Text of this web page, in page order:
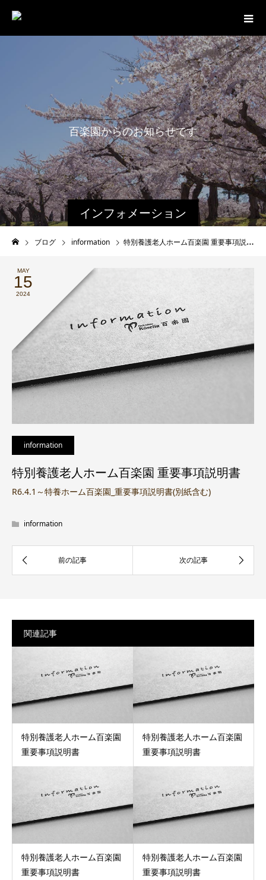
インフォメーション
百楽園からのお知らせです。
ブログ information 特別養護老人ホーム百楽園 重要事項説明書
MAY
15
2024
information
特別養護老人ホーム百楽園 重要事項説明書
R6.4.1～特養ホーム百楽園_重要事項説明書(別紙含む)
information
関連記事
特別養護老人ホーム百楽園
重要事項説明書
特別養護老人ホーム百楽園
重要事項説明書
特別養護老人ホーム百楽園
重要事項説明書
特別養護老人ホーム百楽園
重要事項説明書